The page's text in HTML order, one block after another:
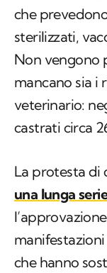
che
sterilizzati,
Non vengono
mancano sia i
veterinario:
castrati circa
La protesta di
una lunga
che hanno